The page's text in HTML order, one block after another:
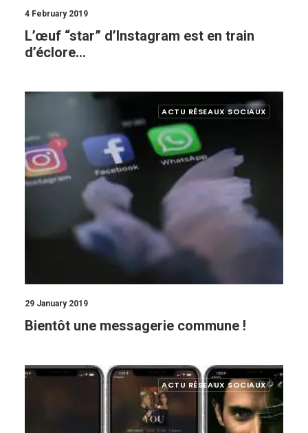
4 February 2019
L’œuf “star” d’Instagram est en train
d’éclore…
ACTU RÉSEAUX SOCIAUX
29 January 2019
Bientôt une messagerie commune !
ACTU RÉSEAUX SOCIAUX